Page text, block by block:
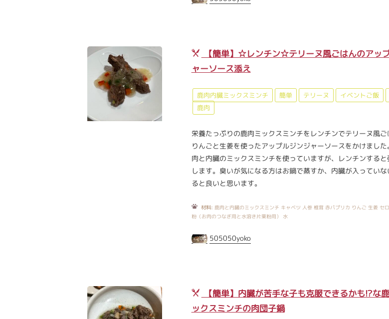
【簡単】☆レンチン☆テリーヌ風ごはんのアッ
ャーソース添え
鹿肉内臓ミックスミンチ 簡単 テリーヌ イベントご飯
鹿肉
栄養たっぷりの鹿肉ミックスミンチをレンチンでテリーヌ風ご
りんごと生姜を使ったアップルジンジャーソースをかけまし
肉と内臓のミックスミンチを使っていますが、レンチンする
します。臭いが気になる方はお鍋で蒸すか、内臓が入ってい
ると良いと思います。
材料: 鹿肉と内臓のミックスミンチ キャベツ 人参 椎茸 赤パプリカ りんご 生姜 セ
粉（お肉のつなぎ用と水溶き片栗粉用） 水
505050yoko
【簡単】内臓が苦手な子も克服できるかも!?な
ックスミンチの肉団子鍋